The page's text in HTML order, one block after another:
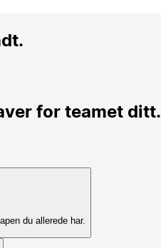
for teamet ditt.
du allerede har.